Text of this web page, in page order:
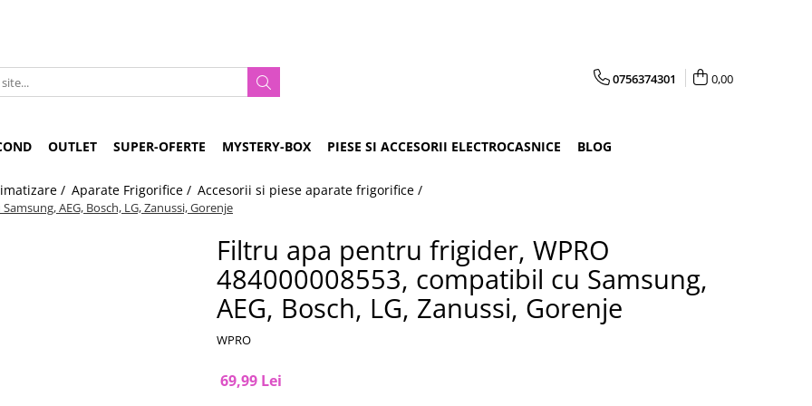
0756374301 0,00
OUTLET SUPER-OFERTE MYSTERY-BOX PIESE SI ACCESORII ELECTROCASNICE BLOG
/ Aparate Frigorifice / Accesorii si piese aparate frigorifice /
AEG, Bosch, LG, Zanussi, Gorenje
Filtru apa pentru frigider, WPRO
484000008553, compatibil cu Samsung,
AEG, Bosch, LG, Zanussi, Gorenje
WPRO
69,99 Lei